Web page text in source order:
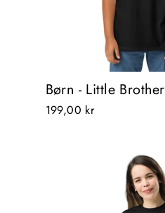
Børn - Little Brother
199,00 kr